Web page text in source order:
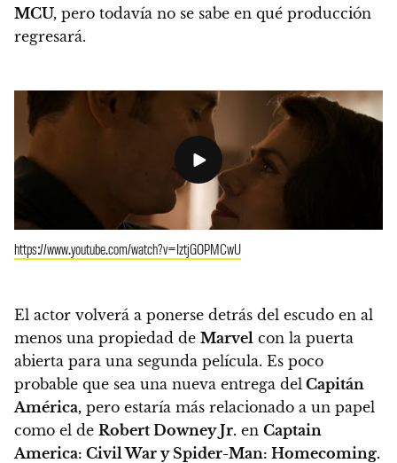
MCU, pero todavía no se sabe en qué producción
regresará.
https://www.youtube.com/watch?v=IztjGOPMCwU
El actor volverá a ponerse detrás del escudo en al
menos una propiedad de Marvel con la puerta
abierta para una segunda película. Es poco
probable que sea una nueva entrega del Capitán
América, pero estaría más relacionado a un papel
como el de Robert Downey Jr. en Captain
America: Civil War y Spider-Man: Homecoming.